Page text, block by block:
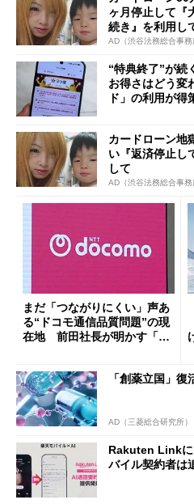
ヶ月停止して『
続き』を利用し
AD（渋谷法務総合事務
“特典終了”が続
お得さはどう
ド」の利用が得
カードローン地
い『返済停止し
して
AD（渋谷法務総合事務
まだ「つながりにくい」声あ
る“ドコモ通信品質問題”の現
在地 前田社長が明かす「道
「創薬立国」復
AD（三菱総合研究所）
Rakuten Linkに
バイル契約者は